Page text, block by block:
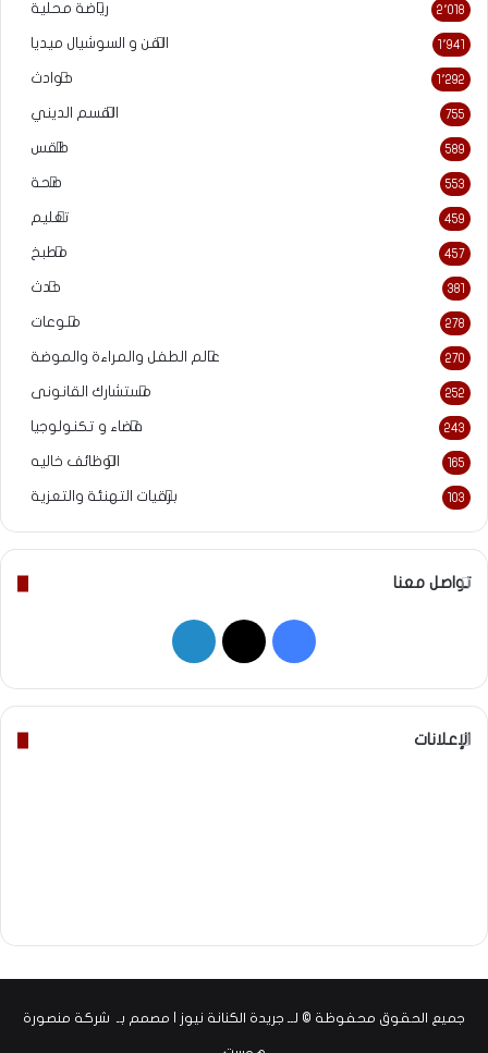
رياضة محلية 2٬018
الفن و السوشيال ميديا 1٬941
حوادث 1٬292
القسم الديني 755
طقس 589
صحة 553
تعليم 459
مطبخ 457
حدث 381
منوعات 278
عالم الطفل والمراءة والموضة 270
مستشارك القانونى 252
فضاء و تكنولوجيا 243
الوظائف خاليه 165
برقيات التهنئة والتعزية 103
تواصل معنا
فيسبوك لينكدإن
الإعلانات
جميع الحقوق محفوظة © لــ جريدة الكنانة نيوز | مصمم بـ شركة منصورة